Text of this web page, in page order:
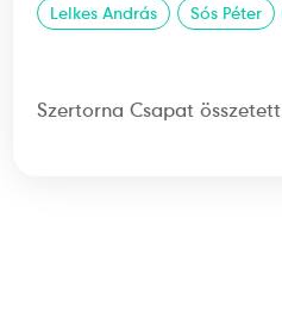
Lelkes András
Sós Péter
Szertorna Csapat összetett